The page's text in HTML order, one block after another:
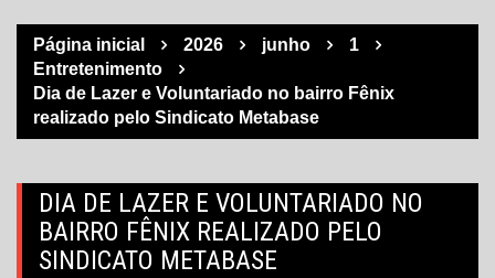
Página inicial 2026 junho
1
Entretenimento
Dia de Lazer e Voluntariado no bairro Fênix
realizado pelo Sindicato Metabase
DIA DE LAZER E VOLUNTARIADO NO
BAIRRO FÊNIX REALIZADO PELO
SINDICATO METABASE